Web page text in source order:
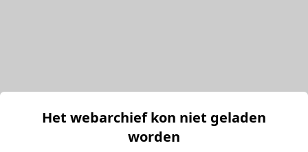
Het webarchief kon niet geladen
worden